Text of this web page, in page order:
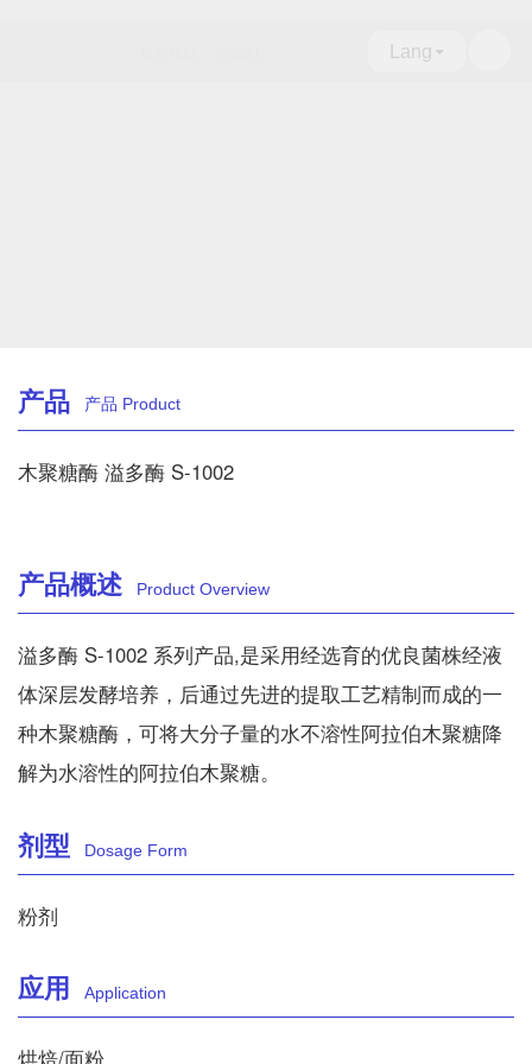
Lang
产品 产品 Product
木聚糖酶 溢多酶 S-1002
产品概述 Product Overview
溢多酶 S-1002 系列产品,是采用经选育的优良菌株经液
体深层发酵培养，后通过先进的提取工艺精制而成的一
种木聚糖酶，可将大分子量的水不溶性阿拉伯木聚糖降
解为水溶性的阿拉伯木聚糖。
剂型 Dosage Form
粉剂
应用 Application